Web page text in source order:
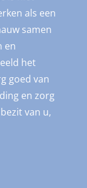
als een
samen
en
het
goed van
en zorg
van u,